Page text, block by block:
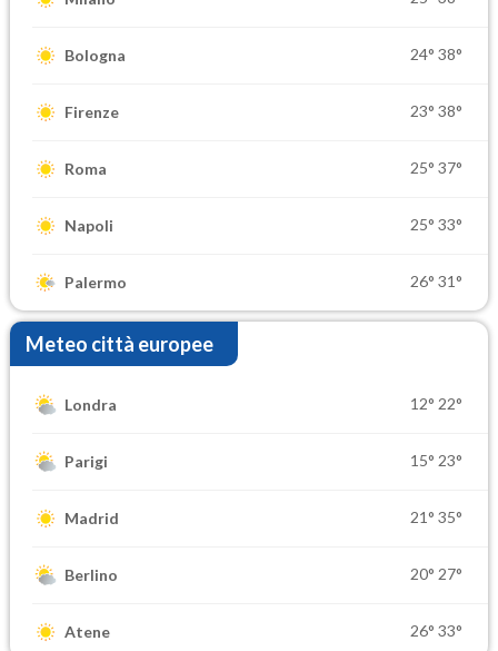
Bologna 24° 38°
Firenze 23° 38°
Roma 25° 37°
Napoli 25° 33°
Palermo 26° 31°
Meteo città europee
Londra 12° 22°
Parigi 15° 23°
Madrid 21° 35°
Berlino 20° 27°
Atene 26° 33°